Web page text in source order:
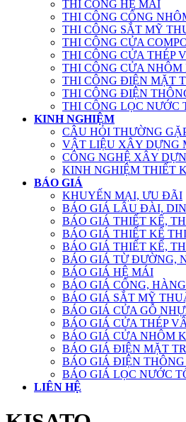
THI CÔNG HỆ MÁI
THI CÔNG CỔNG
THI CÔNG SẮT MỸ
THI CÔNG CỬA
THI CÔNG CỬA THÉP
THI CÔNG CỬA NHÔM
THI CÔNG ĐIỆN MẶT
THI CÔNG ĐIỆN
THI CÔNG LỌC NƯỚC
KINH NGHIỆM
CÂU HỎI THƯỜNG
VẬT LIỆU XÂY DỰNG
CÔNG NGHỆ XÂY
KINH NGHIỆM THIẾT
BÁO GIÁ
KHUYẾN MẠI, ƯU ĐÃI
BÁO GIÁ LÂU ĐÀI,
BÁO GIÁ THIẾT KẾ,
BÁO GIÁ THIẾT KẾ
BÁO GIÁ THIẾT KẾ,
BÁO GIÁ TỪ ĐƯỜNG,
BÁO GIÁ HỆ MÁI
BÁO GIÁ CỔNG,
BÁO GIÁ SẮT MỸ
BÁO GIÁ CỬA GỖ
BÁO GIÁ CỬA THÉP
BÁO GIÁ CỬA NHÔM
BÁO GIÁ ĐIỆN MẶT
BÁO GIÁ ĐIỆN
BÁO GIÁ LỌC NƯỚC
LIÊN HỆ